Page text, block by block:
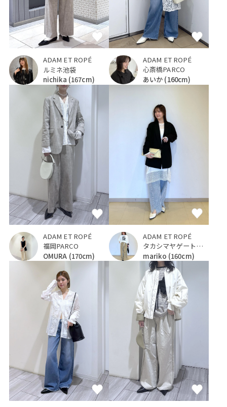
ADAM ET ROPÉ
ルミネ池袋
nichika (167cm)
ADAM ET ROPÉ
心斎橋PARCO
あいか (160cm)
ADAM ET ROPÉ
福岡PARCO
OMURA (170cm)
ADAM ET ROPÉ
タカシマヤゲートタワーモール
mariko (160cm)